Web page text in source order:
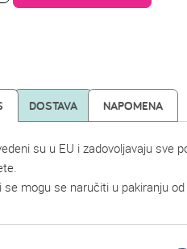
DOSTAVA NAPOMENA
su u EU i zadovoljavaju sve
se mogu se naručiti u pakiranju od